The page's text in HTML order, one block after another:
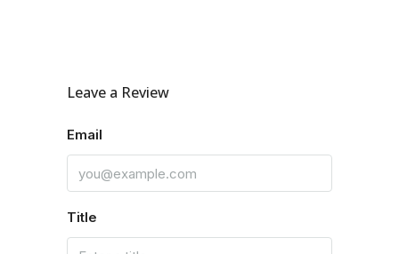
Leave a Review
Email
Title